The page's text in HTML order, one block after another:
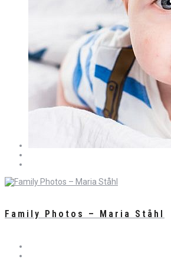
Family Photos – Maria Ståhl